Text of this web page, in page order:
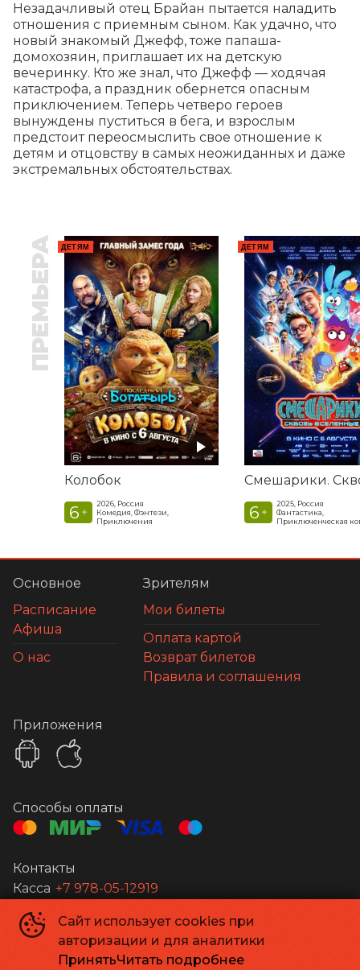
Незадачливый отец Брайан пытается наладить
отношения с приемным сыном. Как удачно, что
новый знакомый Джефф, тоже папаша-
домохозяин, приглашает их на детскую
вечеринку. Кто же знал, что Джефф — ходячая
катастрофа, а праздник обернется опасным
приключением. Теперь четверо героев
вынуждены пуститься в бега, и взрослым
предстоит переосмыслить свое отношение к
детям и отцовству в самых неожиданных и даже
экстремальных обстоятельствах.
ПРЕМЬЕРА ДЕТЯМ
Колобок
6 +
2026, Россия
Комедия, Фэнтези,
Приключения
ДЕТЯМ
6 +
2025, Россия
Фантастика,
Приключенческая
Сайт использует cookies при
авторизации и для аналитики
ПринятьЧитать подробнее
Основное
Расписание
Афиша
О нас
Зрителям
Мои билеты
Оплата картой
Возврат билетов
Правила и соглашения
Приложения
Способы оплаты
Контакты
Касса +7 978-05-12919
Апельсин© 2026
Powered byp24.app